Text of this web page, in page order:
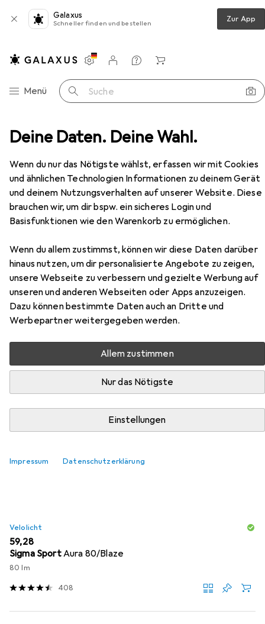
Deine Daten. Deine Wahl.
Wenn du nur das Nötigste wählst, erfassen wir mit Cookies
und ähnlichen Technologien Informationen zu deinem Gerät
und deinem Nutzungsverhalten auf unserer Website. Diese
brauchen wir, um dir bspw. ein sicheres Login und
Basisfunktionen wie den Warenkorb zu ermöglichen.
Wenn du allem zustimmst, können wir diese Daten darüber
hinaus nutzen, um dir personalisierte Angebote zu zeigen,
unsere Webseite zu verbessern und gezielte Werbung auf
unseren und anderen Webseiten oder Apps anzuzeigen.
Dazu können bestimmte Daten auch an Dritte und
Werbepartner weitergegeben werden.
Allem zustimmen
Nur das Nötigste
Einstellungen
Impressum Datenschutzerklärung
Galaxus
Schneller finden und bestellen Zur App
Navigation nach Kategorien
Menü Suche
Einstellungen
Kundenkonto
Vergleichslisten
Merklisten
Warenkorb
Bike Veloausrüstung Veloschloss Abus Chain
EUR
86,30
AbusChain
120 cm
Zubehör für Abus Chain
Hier findest du passendes Zubehör zum Produkt Abus
Chain aus den Kategorien Velolicht und Veloschloss
Veloschloss Zubehör
Velolicht
EUR
59,28
Sigma SportAura 80/Blaze
80 lm
408